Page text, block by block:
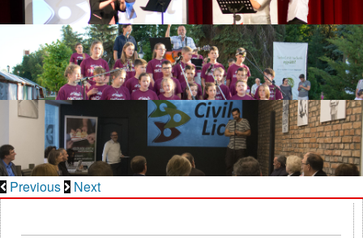
Previous Next